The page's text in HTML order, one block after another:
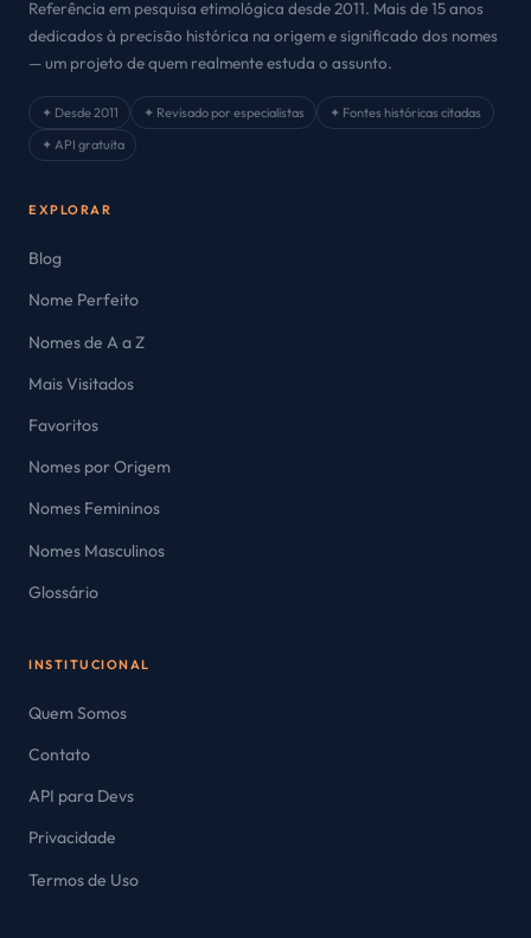
Referência em pesquisa etimológica desde 2011. Mais de 15 anos
dedicados à precisão histórica na origem e significado dos nomes
— um projeto de quem realmente estuda o assunto.
✦ Desde 2011 ✦ Revisado por especialistas
✦ Fontes históricas citadas
✦ API gratuita
EXPLORAR
Blog
Nome Perfeito
Nomes de A a Z
Mais Visitados
Favoritos
Nomes por Origem
Nomes Femininos
Nomes Masculinos
Glossário
INSTITUCIONAL
Quem Somos
Contato
API para Devs
Privacidade
Termos de Uso